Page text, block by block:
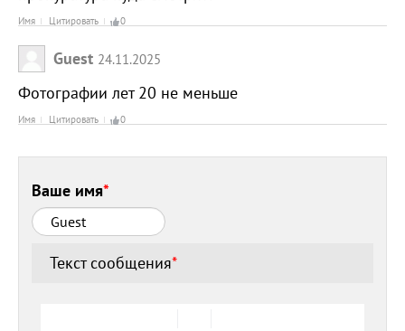
Имя Цитировать 0
Guest 24.11.2025
Фотографии лет 20 не меньше
Имя Цитировать 0
Ваше имя*
Текст сообщения*